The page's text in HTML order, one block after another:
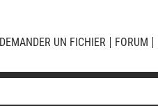
DEMANDER UN FICHIER FORUM